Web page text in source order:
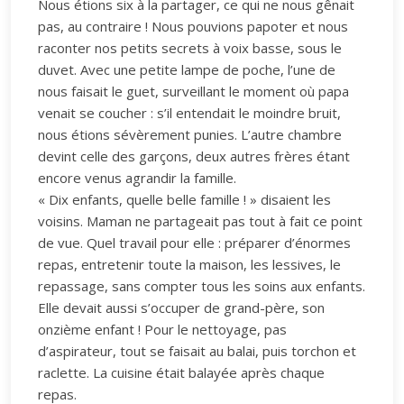
Nous étions six à la partager, ce qui ne nous gênait
pas, au contraire ! Nous pouvions papoter et nous
raconter nos petits secrets à voix basse, sous le
duvet. Avec une petite lampe de poche, l’une de
nous faisait le guet, surveillant le moment où papa
venait se coucher : s’il entendait le moindre bruit,
nous étions sévèrement punies. L’autre chambre
devint celle des garçons, deux autres frères étant
encore venus agrandir la famille.
« Dix enfants, quelle belle famille ! » disaient les
voisins. Maman ne partageait pas tout à fait ce point
de vue. Quel travail pour elle : préparer d’énormes
repas, entretenir toute la maison, les lessives, le
repassage, sans compter tous les soins aux enfants.
Elle devait aussi s’occuper de grand-père, son
onzième enfant ! Pour le nettoyage, pas
d’aspirateur, tout se faisait au balai, puis torchon et
raclette. La cuisine était balayée après chaque
repas.